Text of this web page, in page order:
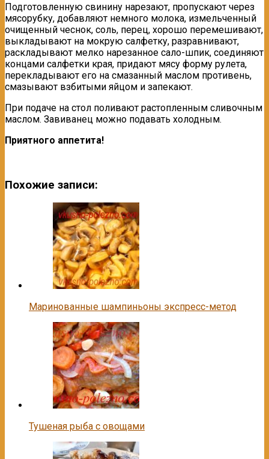
Подготовленную свинину нарезают, пропускают через
мясорубку, добавляют немного молока, измельченный
очищенный чеснок, соль, перец, хорошо перемешивают,
выкладывают на мокрую салфетку, разравнивают,
раскладывают мелко нарезанное сало-шпик, соединяют
концами салфетки края, придают мясу форму рулета,
перекладывают его на смазанный маслом противень,
смазывают взбитыми яйцом и запекают.
При подаче на стол поливают растопленным сливочным
маслом. Завиванец можно подавать холодным.
Приятного аппетита!
Похожие записи:
Маринованные шампиньоны экспресс-метод
Тушеная рыба с овощами